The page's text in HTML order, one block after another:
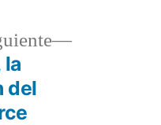
Entrada
la
del